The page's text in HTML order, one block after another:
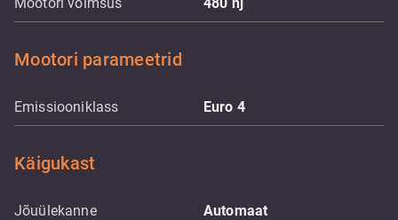
Mootori parameetrid
Emissiooniklass Euro 4
Käigukast
Jõuülekanne Automaat